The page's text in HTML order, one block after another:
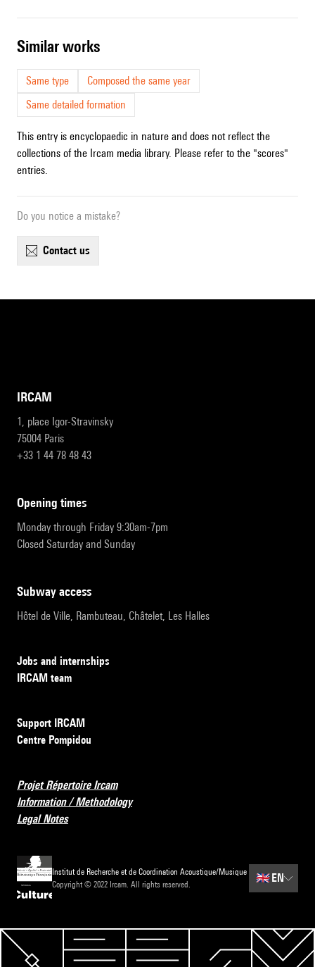
similar works
Same type
Composed the same year
Same detailed formation
This entry is encyclopaedic in nature and does not reflect the
collections of the Ircam media library. Please refer to the "scores"
entries.
Do you notice a mistake?
contact us
IRCAM
1, place Igor-Stravinsky
75004 Paris
+33 1 44 78 48 43
opening times
Monday through Friday 9:30am-7pm
Closed Saturday and Sunday
subway access
Hôtel de Ville, Rambuteau, Châtelet, Les Halles
Jobs and internships
IRCAM team
Support IRCAM
Centre Pompidou
Projet Répertoire Ircam
Information / Methodology
Legal Notes
Institut de Recherche et de Coordination Acoustique/Musique
Copyright © 2022 Ircam. All rights reserved.
🇬🇧 EN